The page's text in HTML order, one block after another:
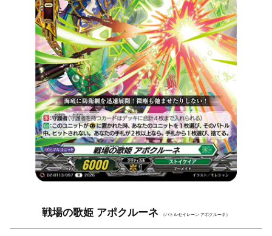
戦場の歌姫 アポクルーネ （バトルセイレーン アポクルーネ）